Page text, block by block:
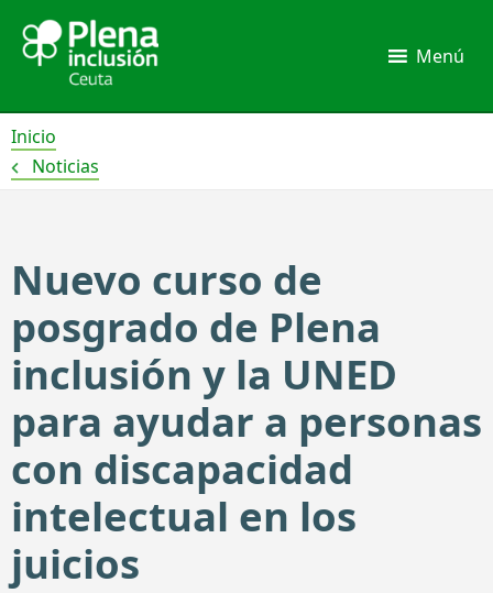
contenido
Menú
Inicio
Noticias
Nuevo curso de
posgrado de Plena
inclusión y la UNED
para ayudar a personas
con discapacidad
intelectual en los
juicios